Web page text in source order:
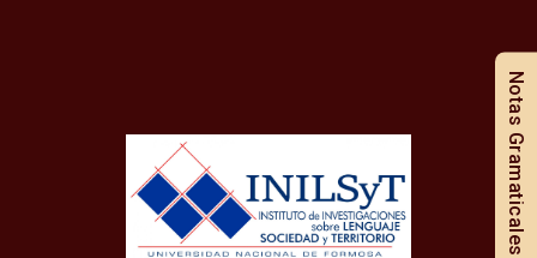
Notas Gramaticales